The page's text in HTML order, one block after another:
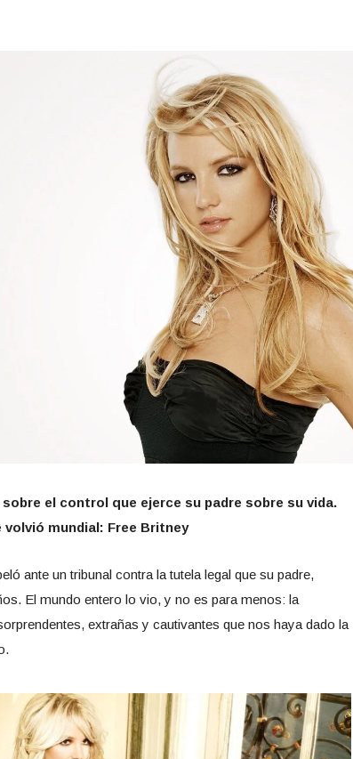
el control que ejerce su padre sobre su vida.
mundial: Free Britney
ante un tribunal contra la tutela legal que su padre,
El mundo entero lo vio, y no es para menos: la
extrañas y cautivantes que nos haya dado la